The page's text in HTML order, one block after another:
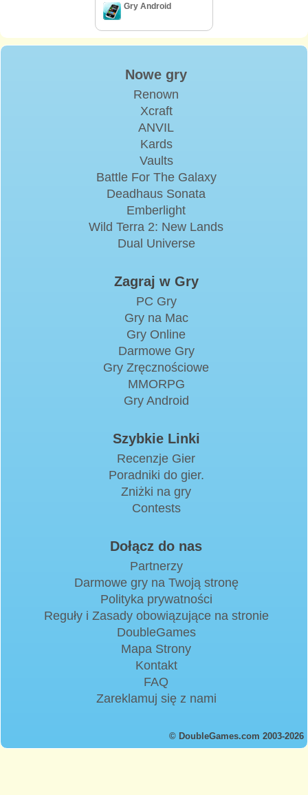
Gry Android
Nowe gry
Renown
Xcraft
ANVIL
Kards
Vaults
Battle For The Galaxy
Deadhaus Sonata
Emberlight
Wild Terra 2: New Lands
Dual Universe
Zagraj w Gry
PC Gry
Gry na Mac
Gry Online
Darmowe Gry
Gry Zręcznościowe
MMORPG
Gry Android
Szybkie Linki
Recenzje Gier
Poradniki do gier.
Zniżki na gry
Contests
Dołącz do nas
Partnerzy
Darmowe gry na Twoją stronę
Polityka prywatności
Reguły i Zasady obowiązujące na stronie
DoubleGames
Mapa Strony
Kontakt
FAQ
Zareklamuj się z nami
© DoubleGames.com 2003-2026